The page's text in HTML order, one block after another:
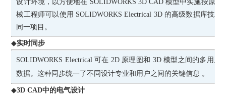
设计环境，以方便地在 SOLIDWORKS 3D CAD 模型中实施按原
械工程师可以使用 SOLIDWORKS Electrical 3D 的高级数据库技
同一项目。
◆实时同步
SOLIDWORKS Electrical 可在 2D 原理图和 3D 模型之间的多用
数据。这种同步统一了不同设计专业和用户之间的关键信息 。
◆3D CAD中的电气设计